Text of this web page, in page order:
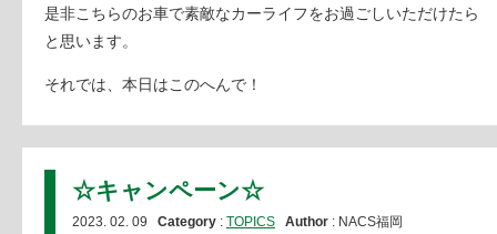
是非こちらのお車で素敵なカーライフをお過ごしいただけたら
と思います。
それでは、本日はこのへんで！
☆キャンペーン☆
2023. 02. 09 Category : TOPICS Author : NACS福岡